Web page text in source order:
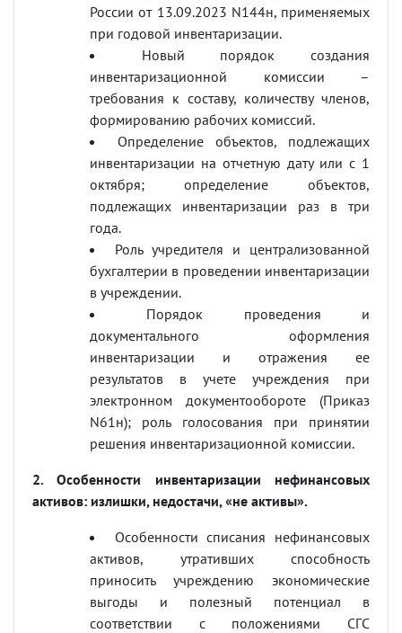
России от 13.09.2023 N144н, применяемых
при годовой инвентаризации.
Новый порядок создания
инвентаризационной комиссии –
требования к составу, количеству членов,
формированию рабочих комиссий.
Определение объектов, подлежащих
инвентаризации на отчетную дату или с 1
октября; определение объектов,
подлежащих инвентаризации раз в три
года.
Роль учредителя и централизованной
бухгалтерии в проведении инвентаризации
в учреждении.
Порядок проведения и
документального оформления
инвентаризации и отражения ее
результатов в учете учреждения при
электронном документообороте (Приказ
N61н); роль голосования при принятии
решения инвентаризационной комиссии.
2. Особенности инвентаризации нефинансовых
активов: излишки, недостачи, «не активы».
Особенности списания нефинансовых
активов, утративших способность
приносить учреждению экономические
выгоды и полезный потенциал в
соответствии с положениями СГС